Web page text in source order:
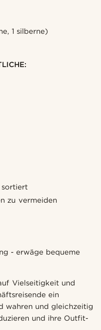
1 silberne)
sortiert
zu vermeiden
- erwäge bequeme
Vielseitigkeit und
ein
wahren und gleichzeitig
und ihre Outfit-